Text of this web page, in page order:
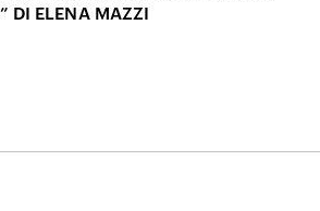
DI ELENA MAZZI